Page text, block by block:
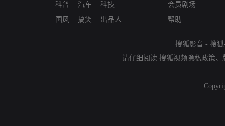
科普
国风
汽车
搞笑
科技
出品人
会员剧场
帮助
搜狐影音 - 搜
请仔细阅读 搜狐视频隐私政策、